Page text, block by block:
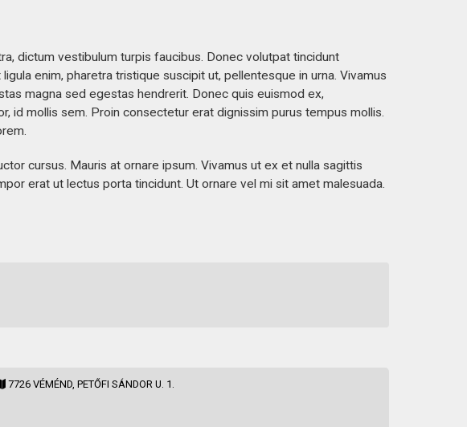
dictum vestibulum turpis faucibus. Donec volutpat tincidunt
enim, pharetra tristique suscipit ut, pellentesque in urna. Vivamus
magna sed egestas hendrerit. Donec quis euismod ex,
id mollis sem. Proin consectetur erat dignissim purus tempus mollis.
cursus. Mauris at ornare ipsum. Vivamus ut ex et nulla sagittis
erat ut lectus porta tincidunt. Ut ornare vel mi sit amet malesuada.
7726 VÉMÉND, PETŐFI SÁNDOR U. 1.